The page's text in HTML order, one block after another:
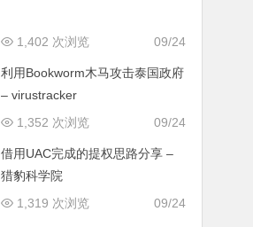
09/24
1,402 次浏览
利用Bookworm木马攻击泰国政府
– virustracker
09/24
1,352 次浏览
借用UAC完成的提权思路分享 –
猎豹科学院
09/24
1,319 次浏览